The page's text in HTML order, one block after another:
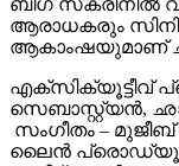
ബിഗ് സ്‌ക്രീനിൽ
ആരാധകരും
ആകാംഷയുമാണ്
എക്സിക്യൂട്ടീവ്
സെബാസ്റ്റ്യൻ,
സംഗീതം – മുജീബ്
ലൈൻ